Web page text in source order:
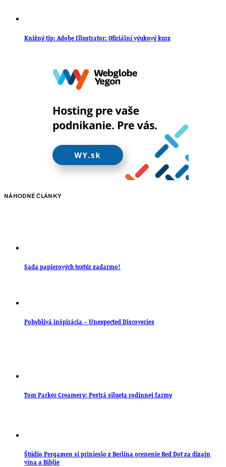
Knižný tip: Adobe Illustrator: Oficiální výukový kurz
NÁHODNÉ ČLÁNKY
Sada papierových textúr zadarmo!
Pohyblivá inšpirácia – Unexpected Discoveries
Tom Parker Creamery: Pestrá silueta rodinnej farmy
Štúdio Pergamen si prinieslo z Berlína ocenenie Red Dot za dizajn
vína a Biblie